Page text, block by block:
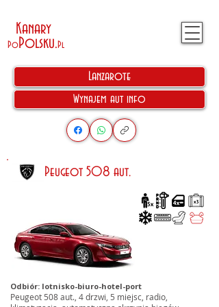
Kanary
PoPolsku.Pl
Lanzarote
Wynajem aut info
Peugeot 508 aut.
Odbiór: lotnisko-biuro-hotel-port
Peugeot 508 aut., 4 drzwi, 5 miejsc, radio,